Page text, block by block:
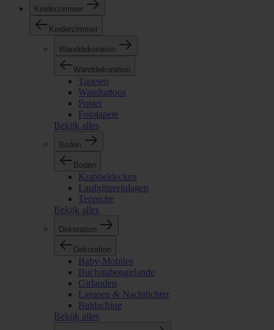
Kinderzimmer
Kinderzimmer
Wanddekoration
Wanddekoration
Tapeten
Wandtattoos
Poster
Fototapete
Bekijk alles
Boden
Boden
Krabbeldecken
Laufgittereinlagen
Teppiche
Bekijk alles
Dekoration
Dekoration
Baby-Mobiles
Buchstabengirlande
Girlanden
Lampen & Nachtlichter
Baldachine
Bekijk alles